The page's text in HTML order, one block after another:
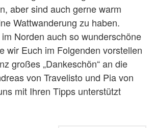
aber sind auch gerne warm
Wattwanderung zu haben.
Norden auch so wunderschöne
wir Euch im Folgenden vorstellen
großes „Dankeschön“ an die
von Travelisto und Pia von
mit Ihren Tipps unterstützt